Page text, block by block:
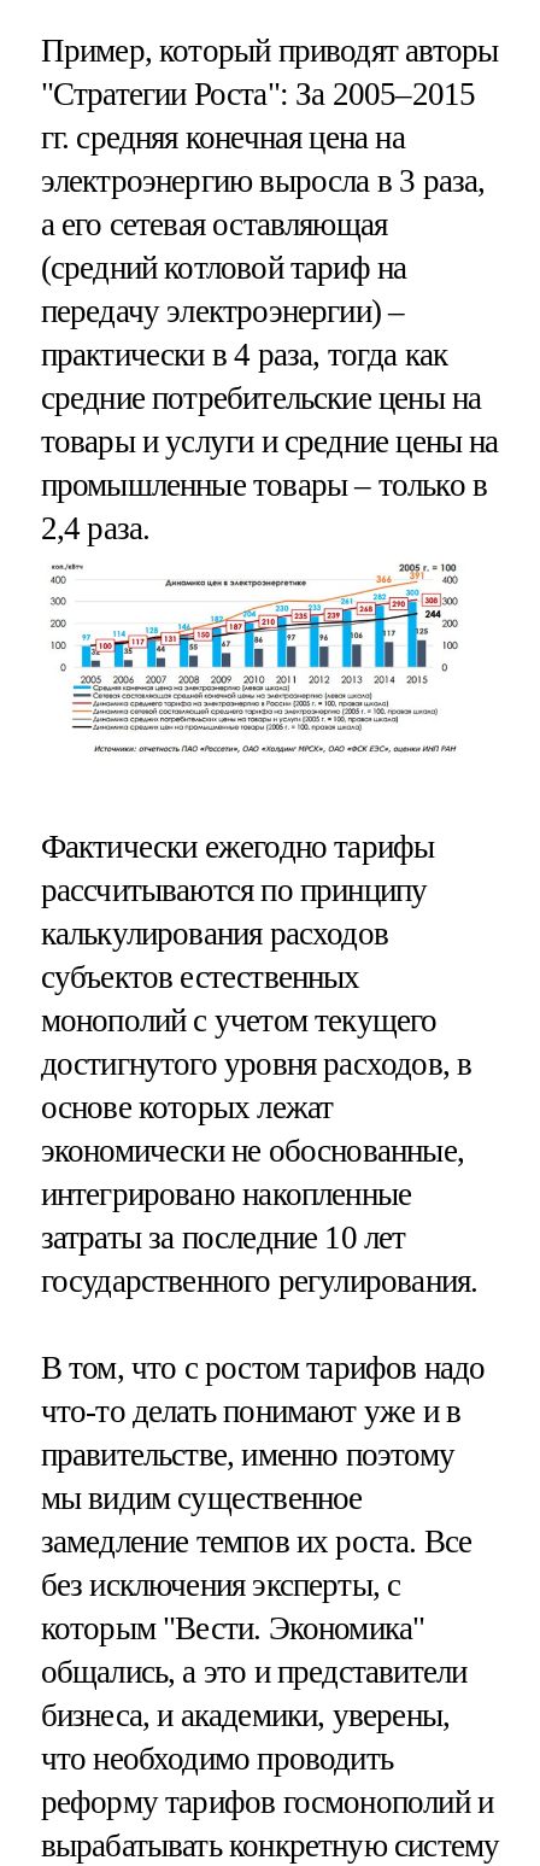
Пример, который приводят авторы
"Стратегии Роста": За 2005–2015
гг. средняя конечная цена на
электроэнергию выросла в 3 раза,
а его сетевая оставляющая
(средний котловой тариф на
передачу электроэнергии) –
практически в 4 раза, тогда как
средние потребительские цены на
товары и услуги и средние цены на
промышленные товары – только в
2,4 раза.
Фактически ежегодно тарифы
рассчитываются по принципу
калькулирования расходов
субъектов естественных
монополий с учетом текущего
достигнутого уровня расходов, в
основе которых лежат
экономически не обоснованные,
интегрировано накопленные
затраты за последние 10 лет
государственного регулирования.
В том, что с ростом тарифов надо
что-то делать понимают уже и в
правительстве, именно поэтому
мы видим существенное
замедление темпов их роста. Все
без исключения эксперты, с
которым "Вести. Экономика"
общались, а это и представители
бизнеса, и академики, уверены,
что необходимо проводить
реформу тарифов госмонополий и
вырабатывать конкретную систему